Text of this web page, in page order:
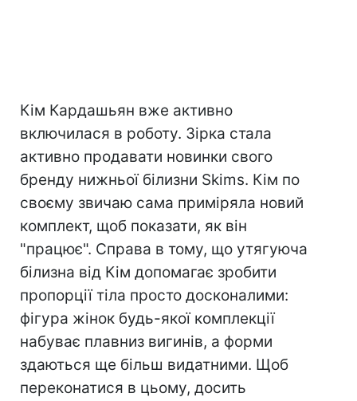
Кім Кардашьян вже активно
включилася в роботу. Зірка стала
активно продавати новинки свого
бренду нижньої білизни Skims. Кім по
своєму звичаю сама приміряла новий
комплект, щоб показати, як він
"працює". Справа в тому, що утягуюча
білизна від Кім допомагає зробити
пропорції тіла просто досконалими:
фігура жінок будь-якої комплекції
набуває плавниз вигинів, а форми
здаються ще більш видатними. Щоб
переконатися в цьому, досить